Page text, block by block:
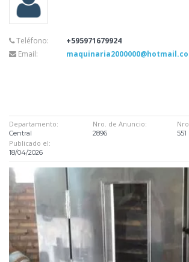
Teléfono:
+595971679924
Email:
Departamento:
Central
Nro. de Anuncio:
2896 551
Publicado el:
18/04/2026